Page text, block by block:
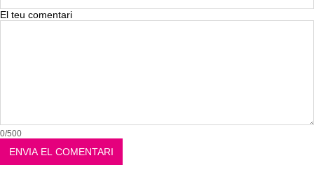
El teu comentari
0/500